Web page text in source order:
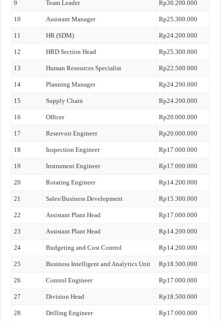
9 Team Leader Rp30.200.000
10 Assistant Manager Rp25.300.000
11 HR (SDM) Rp24.200.000
12 HRD Section Head Rp25.300.000
13 Human Resources Specialist Rp22.500.000
14 Planning Manager Rp24.200.000
15 Supply Chain Rp24.200.000
16 Officer Rp20.000.000
17 Reservoir Engineer Rp20.000.000
18 Inspection Engineer Rp17.000.000
19 Instrument Engineer Rp17.000.000
20 Rotating Engineer Rp14.200.000
21 Sales/Business Development Rp15.300.000
22 Assistant Plant Head Rp17.000.000
23 Assistant Plant Head Rp14.200.000
24 Budgeting and Cost Control Rp14.200.000
25 Business Intelligent and Analytics Unit Rp18.500.000
26 Control Engineer Rp17.000.000
27 Division Head Rp18.500.000
28 Drilling Engineer Rp17.000.000